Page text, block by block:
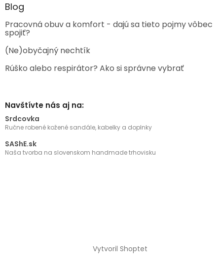
Blog
Pracovná obuv a komfort - dajú sa tieto pojmy vôbec
spojiť?
(Ne)obyčajný nechtík
Rúško alebo respirátor? Ako si správne vybrať
Navštívte nás aj na:
Srdcovka
Ručne robené kožené sandále, kabelky a doplnky
SAShE.sk
Naša tvorba na slovenskom handmade trhovisku
Vytvoril Shoptet